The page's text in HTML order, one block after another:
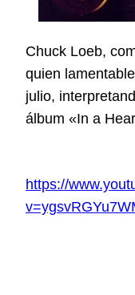
Chuck Loeb,
quien
julio,
álbum «In a
https://